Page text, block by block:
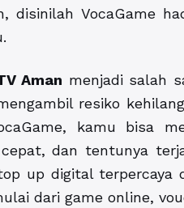
disinilah VocaGame
Aman menjadi salah
resiko
kamu bisa
dan tentunya
up digital terpercaya
dari game online,